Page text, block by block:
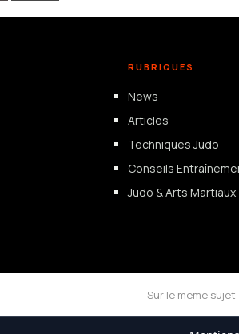
RUBRIQUES
News
Articles
Techniques Judo
Conseils
Judo & Arts Martiaux
Sur le meme sujet